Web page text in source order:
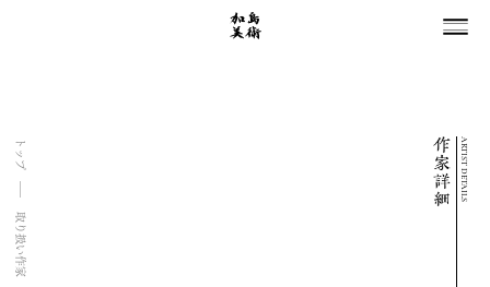
トップ
取り扱い作家
ARTIST DETAILS